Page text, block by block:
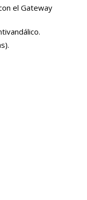
el Gateway